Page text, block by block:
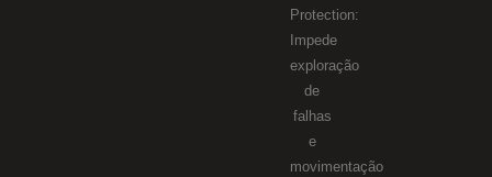
Protection:
Impede
exploração
de
falhas
e
movimentação